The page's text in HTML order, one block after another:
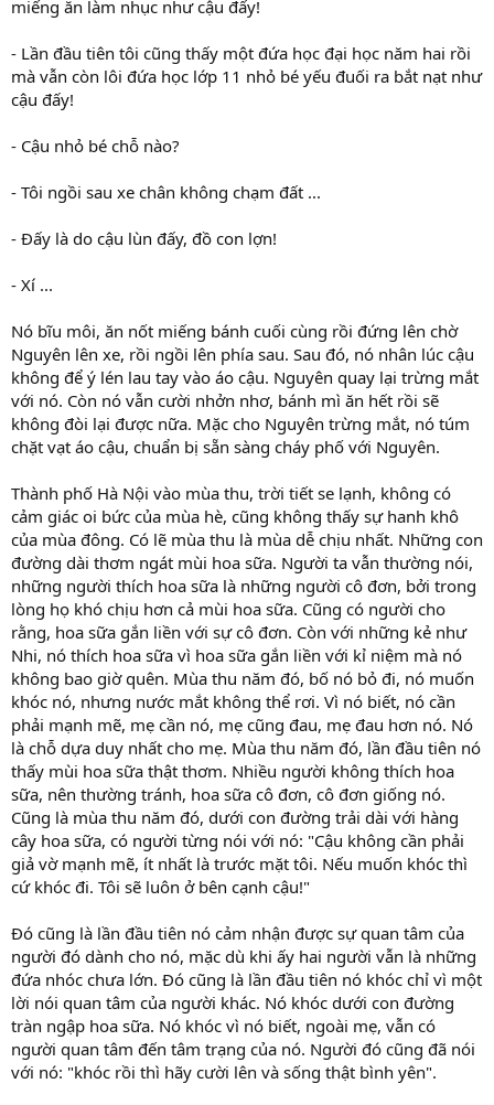
miếng ăn làm nhục như cậu đấy!
- Lần đầu tiên tôi cũng thấy một đứa học đại học năm hai rồi
mà vẫn còn lôi đứa học lớp 11 nhỏ bé yếu đuối ra bắt nạt như
cậu đấy!
- Cậu nhỏ bé chỗ nào?
- Tôi ngồi sau xe chân không chạm đất ...
- Đấy là do cậu lùn đấy, đồ con lợn!
- Xí ...
Nó bĩu môi, ăn nốt miếng bánh cuối cùng rồi đứng lên chờ
Nguyên lên xe, rồi ngồi lên phía sau. Sau đó, nó nhân lúc cậu
không để ý lén lau tay vào áo cậu. Nguyên quay lại trừng mắt
với nó. Còn nó vẫn cười nhởn nhơ, bánh mì ăn hết rồi sẽ
không đòi lại được nữa. Mặc cho Nguyên trừng mắt, nó túm
chặt vạt áo cậu, chuẩn bị sẵn sàng cháy phố với Nguyên.
Thành phố Hà Nội vào mùa thu, trời tiết se lạnh, không có
cảm giác oi bức của mùa hè, cũng không thấy sự hanh khô
của mùa đông. Có lẽ mùa thu là mùa dễ chịu nhất. Những con
đường dài thơm ngát mùi hoa sữa. Người ta vẫn thường nói,
những người thích hoa sữa là những người cô đơn, bởi trong
lòng họ khó chịu hơn cả mùi hoa sữa. Cũng có người cho
rằng, hoa sữa gắn liền với sự cô đơn. Còn với những kẻ như
Nhi, nó thích hoa sữa vì hoa sữa gắn liền với kỉ niệm mà nó
không bao giờ quên. Mùa thu năm đó, bố nó bỏ đi, nó muốn
khóc nó, nhưng nước mắt không thể rơi. Vì nó biết, nó cần
phải mạnh mẽ, mẹ cần nó, mẹ cũng đau, mẹ đau hơn nó. Nó
là chỗ dựa duy nhất cho mẹ. Mùa thu năm đó, lần đầu tiên nó
thấy mùi hoa sữa thật thơm. Nhiều người không thích hoa
sữa, nên thường tránh, hoa sữa cô đơn, cô đơn giống nó.
Cũng là mùa thu năm đó, dưới con đường trải dài với hàng
cây hoa sữa, có người từng nói với nó: "Cậu không cần phải
giả vờ mạnh mẽ, ít nhất là trước mặt tôi. Nếu muốn khóc thì
cứ khóc đi. Tôi sẽ luôn ở bên cạnh cậu!"
Đó cũng là lần đầu tiên nó cảm nhận được sự quan tâm của
người đó dành cho nó, mặc dù khi ấy hai người vẫn là những
đứa nhóc chưa lớn. Đó cũng là lần đầu tiên nó khóc chỉ vì một
lời nói quan tâm của người khác. Nó khóc dưới con đường
tràn ngập hoa sữa. Nó khóc vì nó biết, ngoài mẹ, vẫn có
người quan tâm đến tâm trạng của nó. Người đó cũng đã nói
với nó: "khóc rồi thì hãy cười lên và sống thật bình yên".